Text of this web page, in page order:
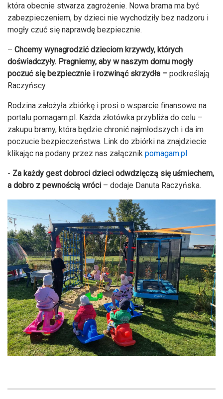
która obecnie stwarza zagrożenie. Nowa brama ma być
zabezpieczeniem, by dzieci nie wychodziły bez nadzoru i
mogły czuć się naprawdę bezpiecznie.
– Chcemy wynagrodzić dzieciom krzywdy, których
doświadczyły. Pragniemy, aby w naszym domu mogły
poczuć się bezpiecznie i rozwinąć skrzydła – podkreślają
Raczyńscy.
Rodzina założyła zbiórkę i prosi o wsparcie finansowe na
portalu pomagam.pl. Każda złotówka przybliża do celu –
zakupu bramy, która będzie chronić najmłodszych i da im
poczucie bezpieczeństwa. Link do zbiórki na znajdziecie
klikając na podany przez nas załącznik pomagam.pl
- Za każdy gest dobroci dzieci odwdzięczą się uśmiechem,
a dobro z pewnością wróci – dodaje Danuta Raczyńska.